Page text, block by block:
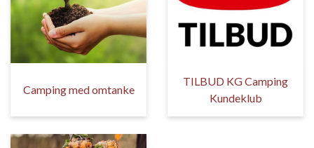
Camping med omtanke
TILBUD KG Camping
Kundeklub